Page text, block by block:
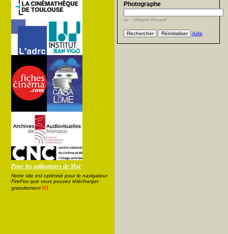
Pour les utilisateurs de Mac
Notre site est optimisé pour le navigateur
FireFox que vous pouvez télécharger
gratuitement ici
Photographe
ex : Vincent Rossell
Aide